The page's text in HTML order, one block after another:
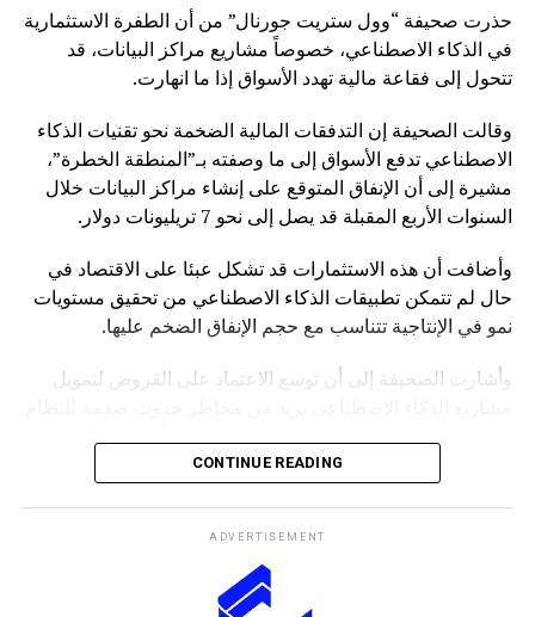
RELATED TOPICS:
UP
الرسوم الجمركية
DON'T MISS
وزير الخارجية الهندي: الولايات المتحدة لم تطلب قط وقف
شراء النفط من روسيا
حذرت صحيفة “وول ستريت جورنال” من أن الطفرة الاستثمارية
في الذكاء الاصطناعي، خصوصاً مشاريع مراكز البيانات، قد
تتحول إلى فقاعة مالية تهدد الأسواق إذا ما انهارت.
وقالت الصحيفة إن التدفقات المالية الضخمة نحو تقنيات الذكاء
الاصطناعي تدفع الأسواق إلى ما وصفته بـ”المنطقة الخطرة”،
مشيرة إلى أن الإنفاق المتوقع على إنشاء مراكز البيانات خلال
السنوات الأربع المقبلة قد يصل إلى نحو 7 تريليونات دولار.
وأضافت أن هذه الاستثمارات قد تشكل عبئا على الاقتصاد في
حال لم تتمكن تطبيقات الذكاء الاصطناعي من تحقيق مستويات
نمو في الإنتاجية تتناسب مع حجم الإنفاق الضخم عليها.
وأشارت الصحيفة إلى أن توسع الاعتماد على القروض لتمويل
وكانت صحيفة “NOTUS” قد نقلت في وقت سابق أن محللين
في وزارة الخزانة الأميركية حذروا من ارتفاع المخاطر التي قد
تواجه الاقتصاد الأميركي إذا شهد قطاع الذكاء الاصطناعي
تصحيحا حادا أو انهيارا في التقييمات الاستثمارية.
CONTINUE READING
ADVERTISEMENT